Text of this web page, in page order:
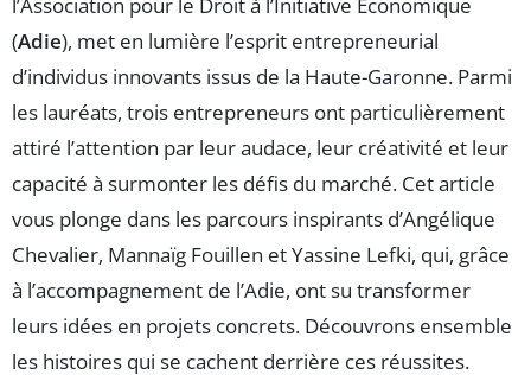
(Adie), met en lumière l’esprit entrepreneurial
d’individus innovants issus de la Haute-Garonne. Parmi
les lauréats, trois entrepreneurs ont particulièrement
attiré l’attention par leur audace, leur créativité et leur
capacité à surmonter les défis du marché. Cet article
vous plonge dans les parcours inspirants d’Angélique
Chevalier, Mannaïg Fouillen et Yassine Lefki, qui, grâce
à l’accompagnement de l’Adie, ont su transformer
leurs idées en projets concrets. Découvrons ensemble
les histoires qui se cachent derrière ces réussites.